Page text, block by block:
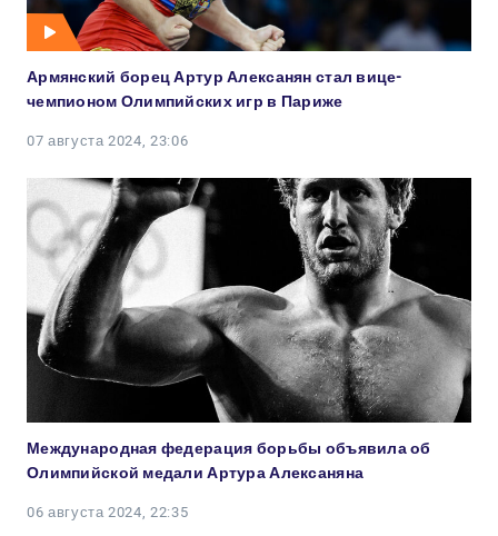
Армянский борец Артур Алексанян стал вице-
чемпионом Олимпийских игр в Париже
07 августа 2024, 23:06
Международная федерация борьбы объявила об
Олимпийской медали Артура Алексаняна
06 августа 2024, 22:35